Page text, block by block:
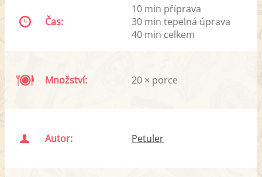
Čas:
10 min příprava
30 min tepelná úprava
40 min celkem
Množství: 20 × porce
Autor: Petuler